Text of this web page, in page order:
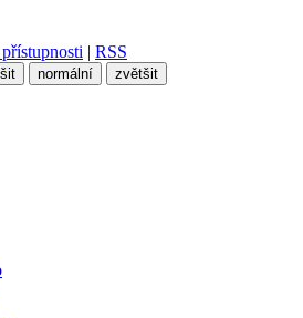
| RSS
normální zvětšit